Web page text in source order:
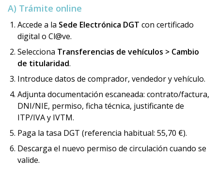
A) Trámite online
Accede a la Sede Electrónica DGT con certificado
digital o Cl@ve.
Selecciona Transferencias de vehículos > Cambio
de titularidad.
Introduce datos de comprador, vendedor y vehículo.
Adjunta documentación escaneada: contrato/factura,
DNI/NIE, permiso, ficha técnica, justificante de
ITP/IVA y IVTM.
Paga la tasa DGT (referencia habitual: 55,70 €).
Descarga el nuevo permiso de circulación cuando se
valide.